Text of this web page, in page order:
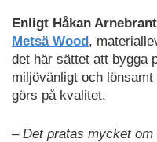
Enligt Håkan
Metsä Wood ,
det här sättet att bygga
miljövänligt och lönsamt
görs på kvalitet.
– Det pratas mycket om